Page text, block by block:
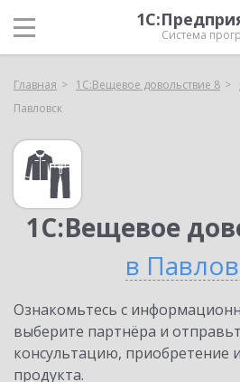
Система
Главная 1С:Вещевое довольствие 8
Павловск
1С:Вещевое
в
Ознакомьтесь с
выберите партнёра и
консультацию, приобретение
продукта.